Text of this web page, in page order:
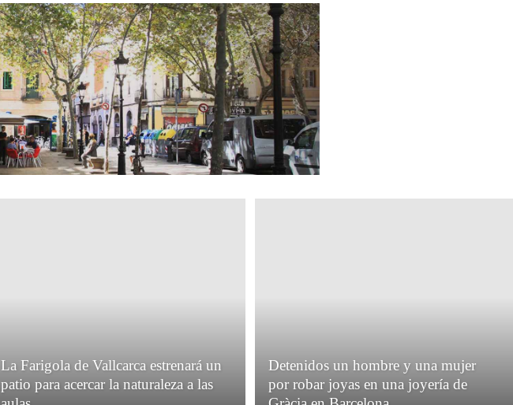
La Farigola de Vallcarca estrenará un
patio para acercar la naturaleza a las
Detenidos un hombre y una mujer
por robar joyas en una joyería de